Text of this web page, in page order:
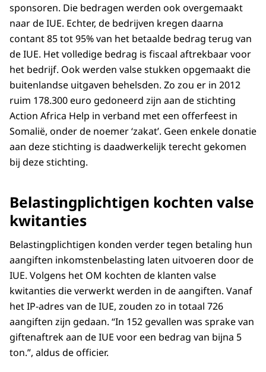
sponsoren. Die bedragen werden ook overgemaakt
naar de IUE. Echter, de bedrijven kregen daarna
contant 85 tot 95% van het betaalde bedrag terug van
de IUE. Het volledige bedrag is fiscaal aftrekbaar voor
het bedrijf. Ook werden valse stukken opgemaakt die
buitenlandse uitgaven behelsden. Zo zou er in 2012
ruim 178.300 euro gedoneerd zijn aan de stichting
Action Africa Help in verband met een offerfeest in
Somalië, onder de noemer ‘zakat’. Geen enkele donatie
aan deze stichting is daadwerkelijk terecht gekomen
bij deze stichting.
Belastingplichtigen kochten valse
kwitanties
Belastingplichtigen konden verder tegen betaling hun
aangiften inkomstenbelasting laten uitvoeren door de
IUE. Volgens het OM kochten de klanten valse
kwitanties die verwerkt werden in de aangiften. Vanaf
het IP-adres van de IUE, zouden zo in totaal 726
aangiften zijn gedaan. “In 152 gevallen was sprake van
giftenaftrek aan de IUE voor een bedrag van bijna 5
ton.”, aldus de officier.